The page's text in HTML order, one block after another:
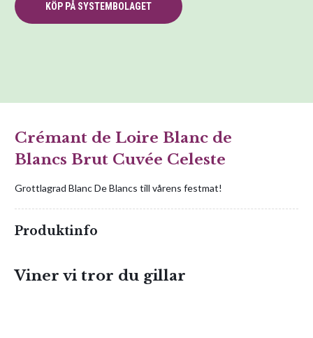
KÖP PÅ SYSTEMBOLAGET
Crémant de Loire Blanc de
Blancs Brut Cuvée Celeste
Grottlagrad Blanc De Blancs till vårens festmat!
Produktinfo
Viner vi tror du gillar